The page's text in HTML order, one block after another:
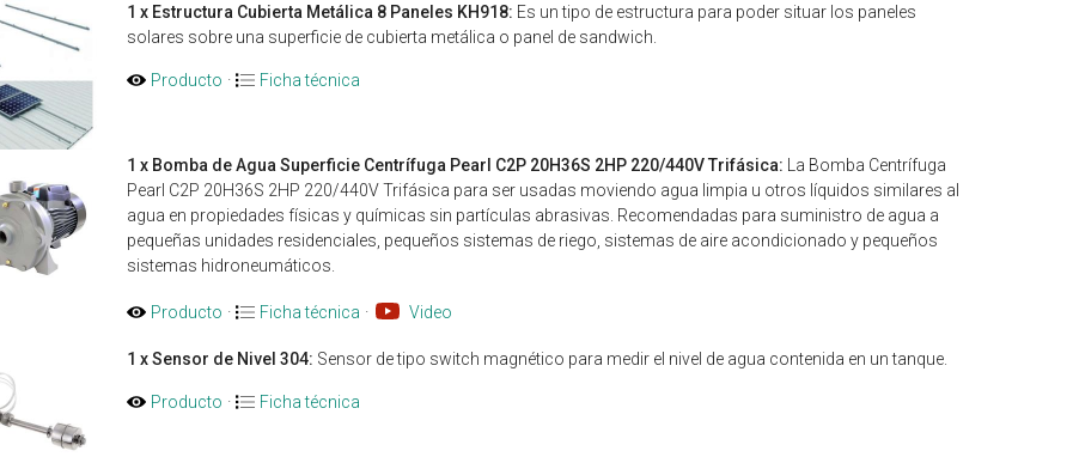
1 x Estructura Cubierta Metálica 8 Paneles KH918: Es un tipo de estructura para poder situar los paneles
solares sobre una superficie de cubierta metálica o panel de sandwich.
Producto · Ficha técnica
1 x Bomba de Agua Superficie Centrífuga Pearl C2P 20H36S 2HP 220/440V Trifásica: La Bomba Centrífuga
Pearl C2P 20H36S 2HP 220/440V Trifásica para ser usadas moviendo agua limpia u otros líquidos similares al
agua en propiedades físicas y químicas sin partículas abrasivas. Recomendadas para suministro de agua a
pequeñas unidades residenciales, pequeños sistemas de riego, sistemas de aire acondicionado y pequeños
sistemas hidroneumáticos.
Producto · Ficha técnica · Video
1 x Sensor de Nivel 304: Sensor de tipo switch magnético para medir el nivel de agua contenida en un tanque.
Producto · Ficha técnica